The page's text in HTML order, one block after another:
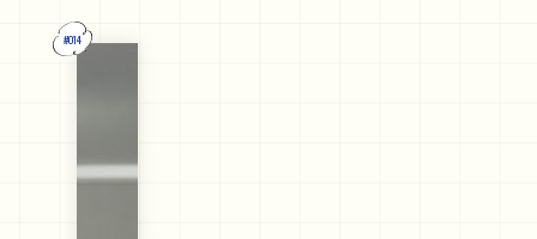
#014